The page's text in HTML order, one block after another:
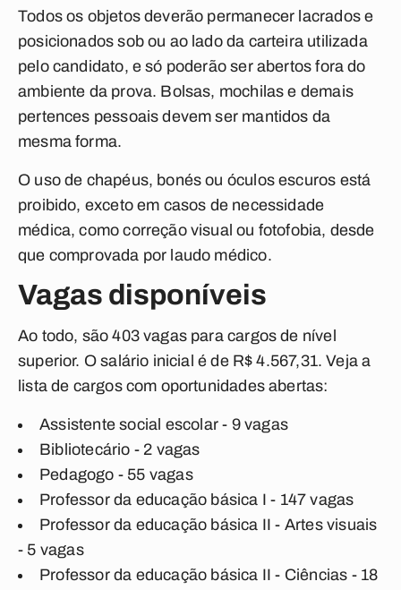
Todos os objetos deverão permanecer lacrados e
posicionados sob ou ao lado da carteira utilizada
pelo candidato, e só poderão ser abertos fora do
ambiente da prova. Bolsas, mochilas e demais
pertences pessoais devem ser mantidos da
mesma forma.
O uso de chapéus, bonés ou óculos escuros está
proibido, exceto em casos de necessidade
médica, como correção visual ou fotofobia, desde
que comprovada por laudo médico.
Vagas disponíveis
Ao todo, são 403 vagas para cargos de nível
superior. O salário inicial é de R$ 4.567,31. Veja a
lista de cargos com oportunidades abertas:
Assistente social escolar - 9 vagas
Bibliotecário - 2 vagas
Pedagogo - 55 vagas
Professor da educação básica I - 147 vagas
Professor da educação básica II - Artes visuais
- 5 vagas
Professor da educação básica II - Ciências - 18